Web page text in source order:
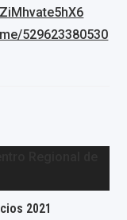
529623380530
2021